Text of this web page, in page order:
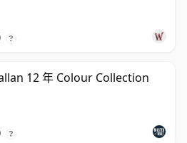
?
12 年 Colour Collection
?